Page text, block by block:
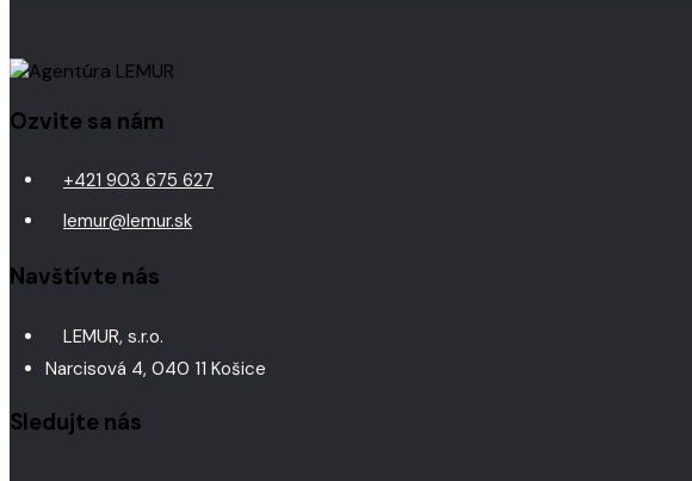
Ozvite sa nám
+421 903 675 627
lemur@lemur.sk
Navštívte nás
LEMUR, s.r.o.
Narcisová 4, 040 11 Košice
Sledujte nás